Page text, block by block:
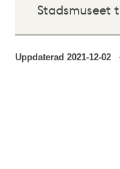
Stadsmuseet
Uppdaterad2021-12-02